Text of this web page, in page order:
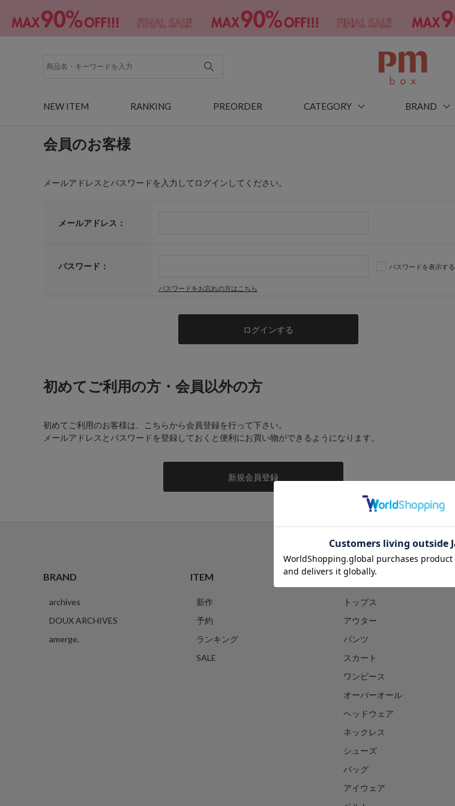
NEW ITEM RANKING PREORDER CATEGORY BRAND
会員のお客様
メールアドレスとパスワードを入力してログインしてください。
メールアドレス：
パスワード： パスワードを表示する
パスワードをお忘れの方はこちら
初めてご利用の方・会員以外の方
初めてご利用のお客様は、こちらから会員登録を行って下さい。
メールアドレスとパスワードを登録しておくと便利にお買い物ができるようになります。
BRAND
archives
DOUX ARCHIVES
amerge.
ITEM
新作
予約
ランキング
SALE
CATEGORY
トップス
アウター
パンツ
スカート
ワンピース
オーバーオール
ヘッドウェア
ネックレス
シューズ
バッグ
アイウェア